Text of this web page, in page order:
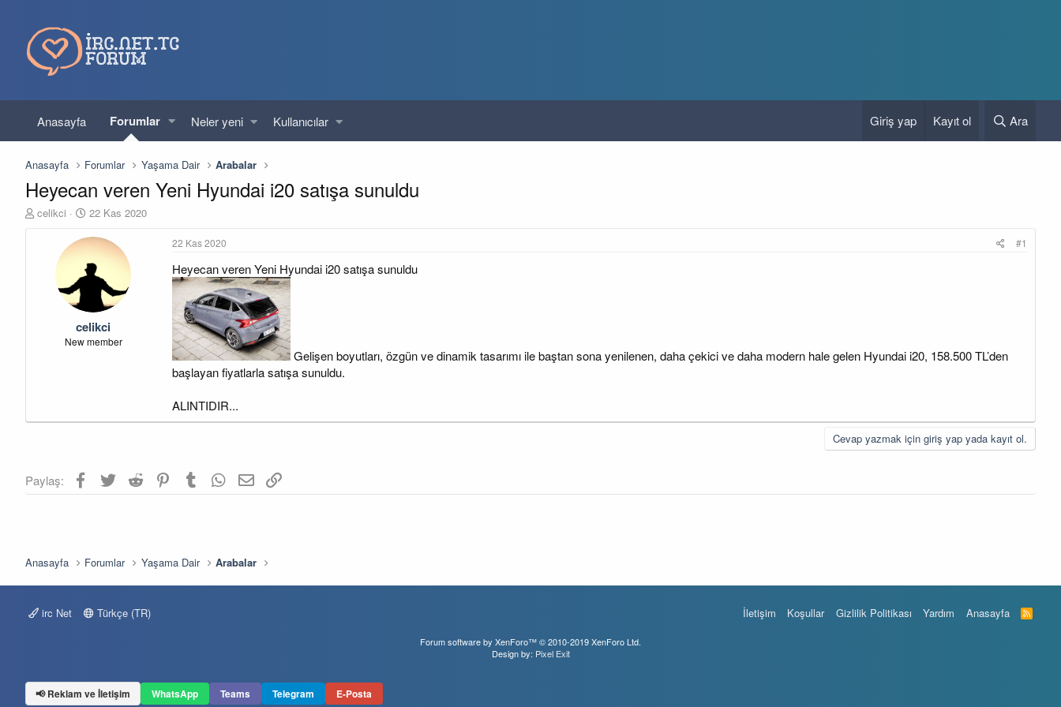
Anasayfa Forumlar Neler yeni Kullanıcılar Giriş yap Kayıt ol Ara
Anasayfa Forumlar Yaşama Dair Arabalar
Heyecan veren Yeni Hyundai i20 satışa sunuldu
K
celikci
B
ş
a
ı
ç
t
22 Kas 2020
celikci
New member
22 Kas 2020 #1
Heyecan veren Yeni Hyundai i20 satışa sunuldu
Gelişen boyutları, özgün ve dinamik tasarımı ile baştan sona yenilenen, daha çekici ve daha modern hale gelen Hyundai i20, 158.500 TL’den
başlayan fiyatlarla satışa sunuldu.
ALINTIDIR...
Cevap yazmak için giriş yap yada kayıt ol.
Paylaş: Facebook
TwitterReddit PinterestTumblrWhatsApp
E-postaLink
Anasayfa Forumlar Yaşama Dair Arabalar
irc Net Türkçe (TR) İletişim Koşullar Gizlilik Politikası Yardım Anasayfa
R
S
Forum software by XenForo™© 2010-2019 XenForo Ltd.
Design by: Pixel Exit
📢 Reklam ve İletişim WhatsApp Teams Telegram E-Posta